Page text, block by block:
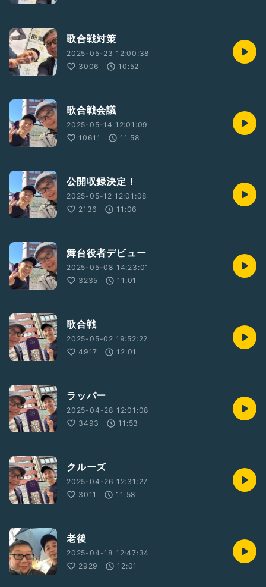
歌合戦対策
2025-05-23 12:00:38
3006
10:52
歌合戦会議
2025-05-14 12:01:09
10611
11:58
公開収録決定！
2025-05-12 12:01:08
2136
11:06
舞台役者デビュー
2025-05-08 14:23:01
3235
11:01
歌合戦
2025-05-02 19:52:22
4917
12:01
ラッパー
2025-04-28 12:01:08
3493
11:53
クルーズ
2025-04-26 12:31:27
3011
11:58
老後
2025-04-18 12:47:34
2929
12:01